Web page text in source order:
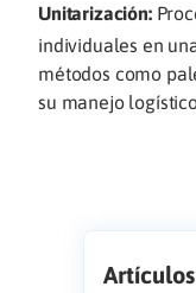
Unitarización:
individuales en
métodos como
su manejo